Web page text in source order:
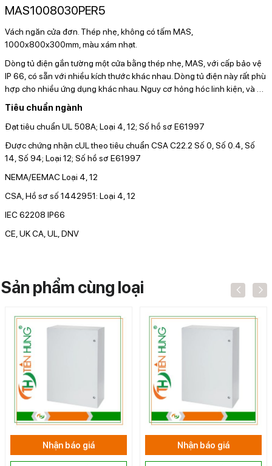
MAS1008030PER5
Vách ngăn cửa đơn. Thép nhẹ, không có tấm MAS,
1000x800x300mm, màu xám nhạt.
Dòng tủ điện gắn tường một cửa bằng thép nhẹ, MAS, với cấp bảo vệ
IP 66, có sẵn với nhiều kích thước khác nhau. Dòng tủ điện này rất phù
hợp cho nhiều ứng dụng khác nhau. Nguy cơ hỏng hóc linh kiện, và
Tiêu chuẩn ngành
Đạt tiêu chuẩn UL 508A; Loại 4, 12; Số hồ sơ E61997
Được chứng nhận cUL theo tiêu chuẩn CSA C22.2 Số 0, Số 0.4, Số
14, Số 94; Loại 12; Số hồ sơ E61997
NEMA/EEMAC Loại 4, 12
CSA, Hồ sơ số 1442951: Loại 4, 12
IEC 62208 IP66
CE, UK CA, UL, DNV
Sản phẩm cùng loại
Nhận báo giá Nhận báo giá